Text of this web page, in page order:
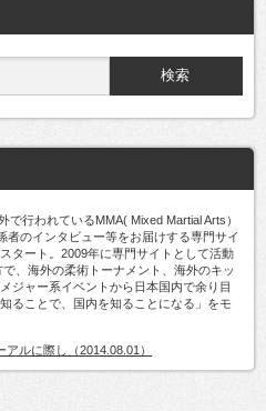
行われているMMA( Mixed Martial Arts）
のインタビュー等をお届けする専門サイ
タート。2009年に専門サイトとして活動
、海外の柔術トーナメント、海外のキッ
ジャー系イベントから日本国内で余り目
ることで、国内を知ることになる」をモ
ルに際し（2014.08.01）